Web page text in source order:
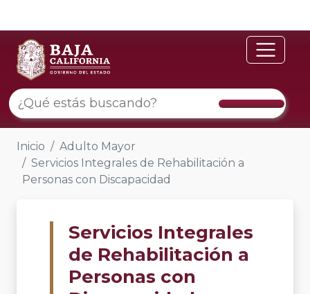
Inicio
Adulto Mayor
Servicios Integrales de Rehabilitación a
Personas con Discapacidad
Servicios Integrales
de Rehabilitación a
Personas con